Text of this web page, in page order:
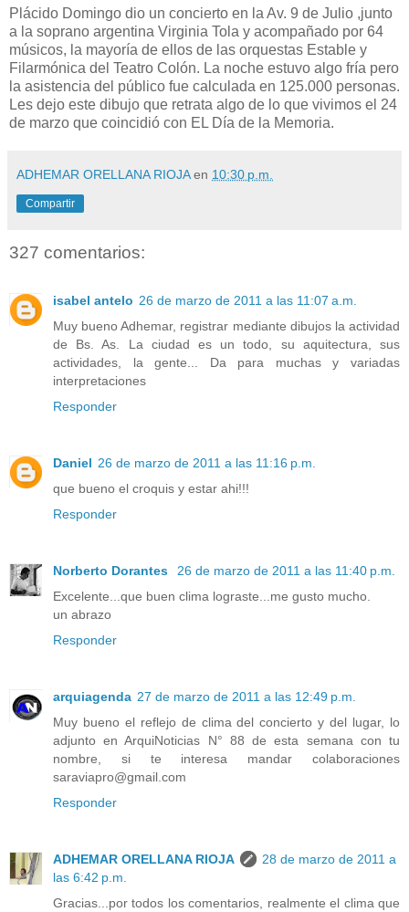
Plácido Domingo dio un concierto en la Av. 9 de Julio ,junto
a la soprano argentina Virginia Tola y acompañado por 64
músicos, la mayoría de ellos de las orquestas Estable y
Filarmónica del Teatro Colón. La noche estuvo algo fría pero
la asistencia del público fue calculada en 125.000 personas.
Les dejo este dibujo que retrata algo de lo que vivimos el 24
de marzo que coincidió con EL Día de la Memoria.
ADHEMAR ORELLANA RIOJA en 10:30 p.m.
Compartir
327 comentarios:
isabel antelo 26 de marzo de 2011 a las 11:07 a.m.
Muy bueno Adhemar, registrar mediante dibujos la actividad
de Bs. As. La ciudad es un todo, su aquitectura, sus
actividades, la gente... Da para muchas y variadas
interpretaciones
Responder
Daniel 26 de marzo de 2011 a las 11:16 p.m.
que bueno el croquis y estar ahi!!!
Responder
Norberto Dorantes
26 de marzo de 2011 a las 11:40 p.m.
Excelente...que buen clima lograste...me gusto mucho.
un abrazo
Responder
arquiagenda 27 de marzo de 2011 a las 12:49 p.m.
Muy bueno el reflejo de clima del concierto y del lugar, lo
adjunto en ArquiNoticias N° 88 de esta semana con tu
nombre, si te interesa mandar colaboraciones
saraviapro@gmail.com
Responder
ADHEMAR ORELLANA RIOJA
28 de marzo de 2011 a
las 6:42 p.m.
Gracias...por todos los comentarios, realmente el clima que